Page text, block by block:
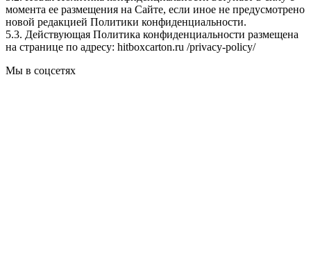
момента ее размещения на Сайте, если иное не предусмотрено
новой редакцией Политики конфиденциальности.
5.3. Действующая Политика конфиденциальности размещена
на странице по адресу: hitboxcarton.ru /privacy-policy/
Мы в соцсетях